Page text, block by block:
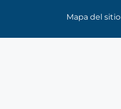
Mapa del sitio